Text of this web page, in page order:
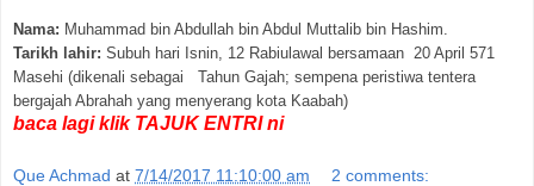
Nama: Muhammad bin Abdullah bin Abdul Muttalib bin Hashim.
Tarikh lahir: Subuh hari Isnin, 12 Rabiulawal bersamaan 20 April 571
Masehi (dikenali sebagai Tahun Gajah; sempena peristiwa tentera
bergajah Abrahah yang menyerang kota Kaabah)
baca lagi klik TAJUK ENTRI ni
Que Achmad at 7/14/2017 11:10:00 am 2 comments: